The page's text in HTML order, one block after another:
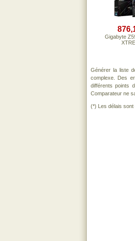
Gigabyte
Générer la liste
complexe. Des
différents points
Comparateur ne
(*) Les délais sont